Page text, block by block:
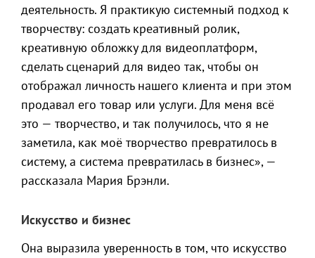
деятельность. Я практикую системный подход к
творчеству: создать креативный ролик,
креативную обложку для видеоплатформ,
сделать сценарий для видео так, чтобы он
отображал личность нашего клиента и при этом
продавал его товар или услуги. Для меня всё
это — творчество, и так получилось, что я не
заметила, как моё творчество превратилось в
систему, а система превратилась в бизнес», —
рассказала Мария Брэнли.
Искусство и бизнес
Она выразила уверенность в том, что искусство